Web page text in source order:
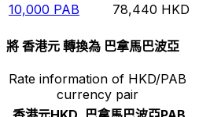
10,000 PAB 78,440 HKD
將 香港元 轉換為 巴拿馬巴波亞
Rate information of HKD/PAB
currency pair